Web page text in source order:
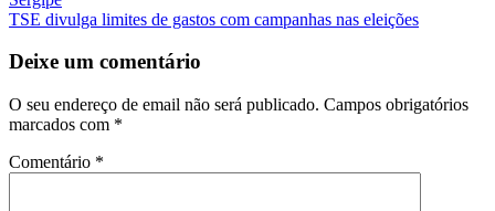
TSE divulga limites de gastos com campanhas nas eleições
Deixe um comentário
O seu endereço de email não será publicado. Campos obrigatórios
marcados com *
Comentário *